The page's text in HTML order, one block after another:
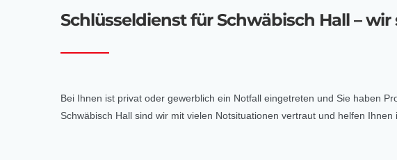
Schlüsseldienst für Schwäbisch Hall – wir
Bei Ihnen ist privat oder gewerblich ein Notfall eingetreten und Sie haben
Schwäbisch Hall sind wir mit vielen Notsituationen vertraut und helfen